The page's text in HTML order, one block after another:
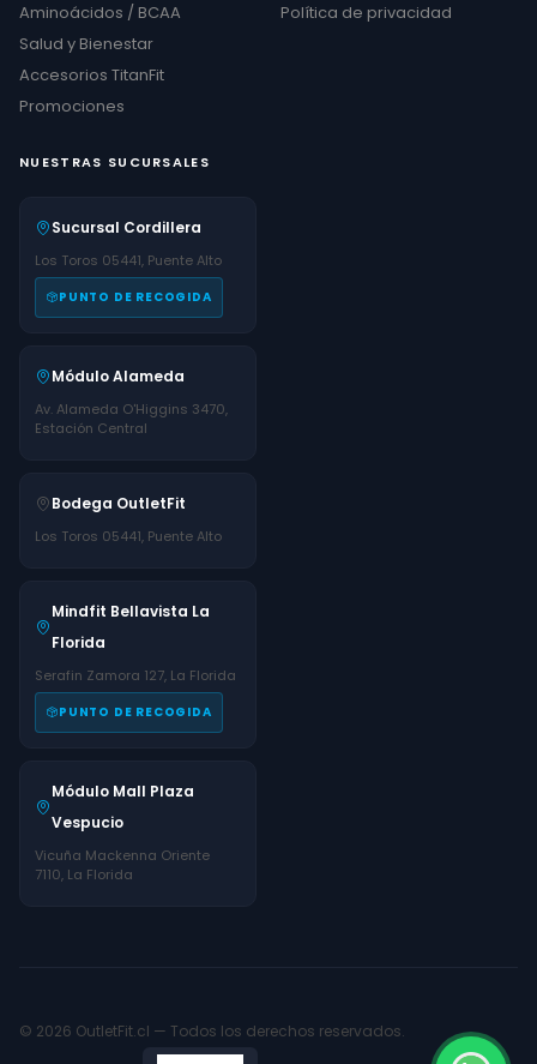
Aminoácidos / BCAA
Salud y Bienestar
Accesorios TitanFit
Promociones
Política de privacidad
NUESTRAS SUCURSALES
Sucursal Cordillera
Los Toros 05441, Puente Alto
PUNTO DE RECOGIDA
Módulo Alameda
Av. Alameda O'Higgins 3470,
Estación Central
Bodega OutletFit
Los Toros 05441, Puente Alto
Mindfit Bellavista La
Florida
Serafin Zamora 127, La Florida
PUNTO DE RECOGIDA
Módulo Mall Plaza
Vespucio
Vicuña Mackenna Oriente
7110, La Florida
© 2026 OutletFit.cl — Todos los derechos reservados.